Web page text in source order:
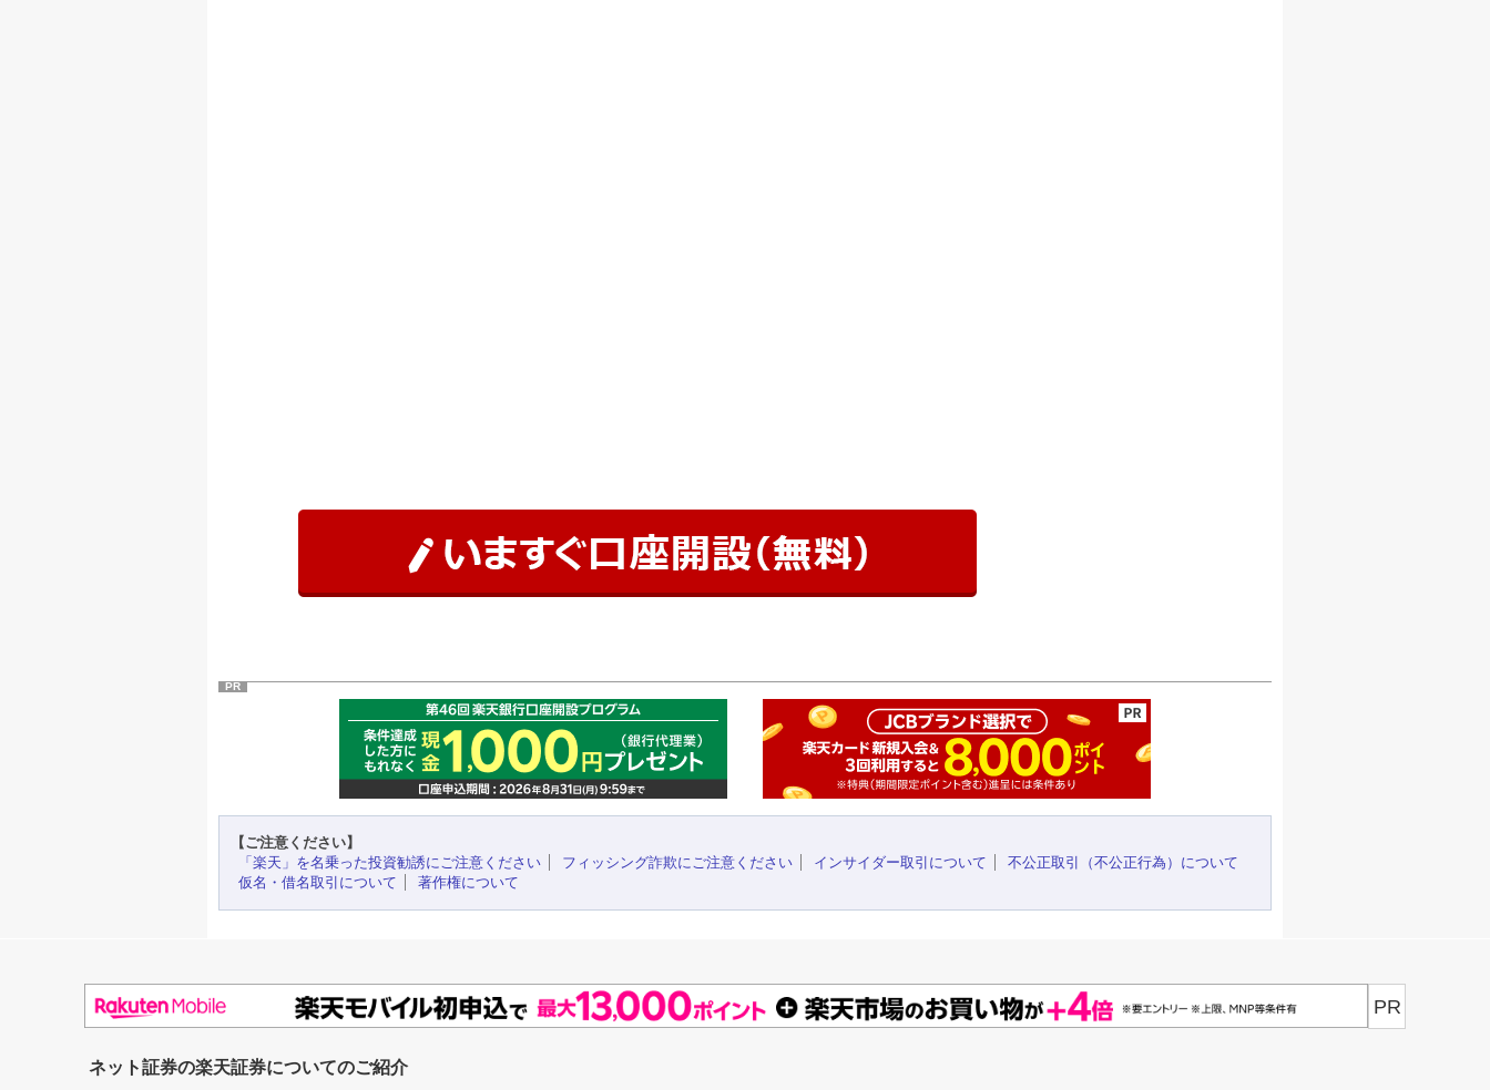
PR
【ご注意ください】
「楽天」を名乗った投資勧誘にご注意ください
フィッシング詐欺にご注意ください インサイダー取引について
不公正取引（不公正行為）について
仮名・借名取引について
著作権について
PR
ネット証券の楽天証券についてのご紹介